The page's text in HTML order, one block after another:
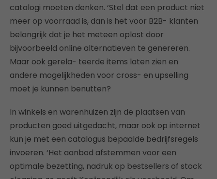
catalogi moeten denken. ‘Stel dat een product niet
meer op voorraad is, dan is het voor B2B- klanten
belangrijk dat je het meteen oplost door
bijvoorbeeld online alternatieven te genereren.
Maar ook gerela- teerde items laten zien en
andere mogelijkheden voor cross- en upselling
moet je kunnen benutten?
In winkels en warenhuizen zijn de plaatsen van
producten goed uitgedacht, maar ook op internet
kun je met een catalogus bepaalde bedrijfsregels
invoeren. ‘Het aanbod afstemmen voor een
optimale bezetting, nadruk op bestsellers of stock